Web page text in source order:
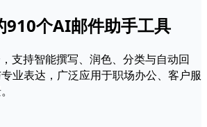
910个AI邮件助手工具
支持智能撰写、润色、分类与自动回
业表达，广泛应用于职场办公、客户服